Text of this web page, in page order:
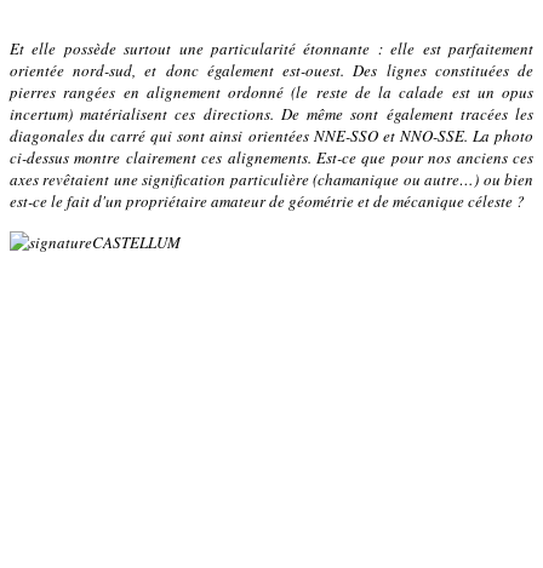
Et elle possède surtout une particularité étonnante : elle est parfaitement
orientée nord-sud, et donc également est-ouest. Des lignes constituées de
pierres rangées en alignement ordonné (le reste de la calade est un opus
incertum) matérialisent ces directions. De même sont également tracées les
diagonales du carré qui sont ainsi orientées NNE-SSO et NNO-SSE. La photo
ci-dessus montre clairement ces alignements. Est-ce que pour nos anciens ces
axes revêtaient une signification particulière (chamanique ou autre…) ou bien
est-ce le fait d'un propriétaire amateur de géométrie et de mécanique céleste ?